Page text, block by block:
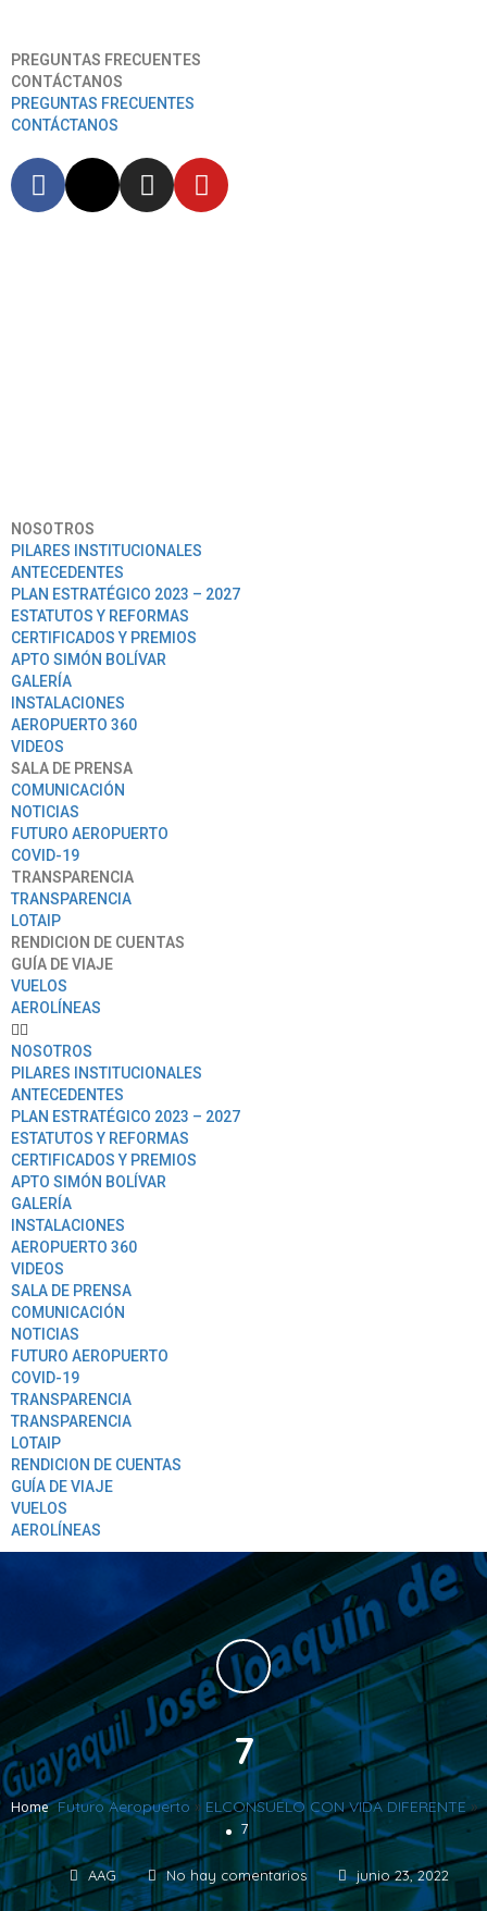
PREGUNTAS FRECUENTES
CONTÁCTANOS
PREGUNTAS FRECUENTES
CONTÁCTANOS
NOSOTROS
PILARES INSTITUCIONALES
ANTECEDENTES
PLAN ESTRATÉGICO 2023 – 2027
ESTATUTOS Y REFORMAS
CERTIFICADOS Y PREMIOS
APTO SIMÓN BOLÍVAR
GALERÍA
INSTALACIONES
AEROPUERTO 360
VIDEOS
SALA DE PRENSA
COMUNICACIÓN
NOTICIAS
FUTURO AEROPUERTO
COVID-19
TRANSPARENCIA
TRANSPARENCIA
LOTAIP
RENDICION DE CUENTAS
GUÍA DE VIAJE
VUELOS
AEROLÍNEAS
NOSOTROS
PILARES INSTITUCIONALES
ANTECEDENTES
PLAN ESTRATÉGICO 2023 – 2027
ESTATUTOS Y REFORMAS
CERTIFICADOS Y PREMIOS
APTO SIMÓN BOLÍVAR
GALERÍA
INSTALACIONES
AEROPUERTO 360
VIDEOS
SALA DE PRENSA
COMUNICACIÓN
NOTICIAS
FUTURO AEROPUERTO
COVID-19
TRANSPARENCIA
TRANSPARENCIA
LOTAIP
RENDICION DE CUENTAS
GUÍA DE VIAJE
VUELOS
AEROLÍNEAS
7
Home Futuro Aeropuerto» ELCONSUELO CON VIDA DIFERENTE»
7
AAG No hay comentarios junio 23, 2022